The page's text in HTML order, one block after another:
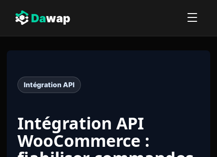
Dawap
Intégration API
Intégration API
WooCommerce :